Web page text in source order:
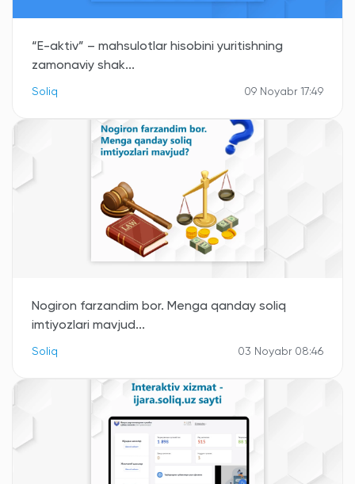
“E-aktiv” – mahsulotlar hisobini yuritishning
zamonaviy shak...
Soliq 09 Noyabr 17:49
Nogiron farzandim bor. Menga qanday soliq
imtiyozlari mavjud...
Soliq 03 Noyabr 08:46